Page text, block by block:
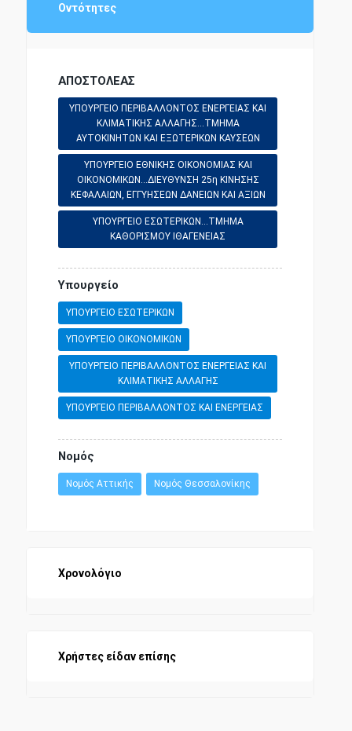
ΑΣΤΙΚΗ ΝΟΜΟΘΕΣΙΑ
ΕΡΓΑΤΙΚΗ ΝΟΜΟΘΕΣΙΑ
ΣΥΝΤΑΓΜΑΤΙΚΗ ΝΟΜΟΘΕΣΙΑ
Οντότητες
ΑΠΟΣΤΟΛΕΑΣ
ΥΠΟΥΡΓΕΙΟ ΠΕΡΙΒΑΛΛΟΝΤΟΣ ΕΝΕΡΓΕΙΑΣ ΚΑΙ
ΚΛΙΜΑΤΙΚΗΣ ΑΛΛΑΓΗΣ...ΤΜΗΜΑ
ΑΥΤΟΚΙΝΗΤΩΝ ΚΑΙ ΕΞΩΤΕΡΙΚΩΝ ΚΑΥΣΕΩΝ
ΥΠΟΥΡΓΕΙΟ ΕΘΝΙΚΗΣ ΟΙΚΟΝΟΜΙΑΣ ΚΑΙ
ΟΙΚΟΝΟΜΙΚΩΝ...ΔΙΕΥΘΥΝΣΗ 25η ΚΙΝΗΣΗΣ
ΚΕΦΑΛΑΙΩΝ, ΕΓΓΥΗΣΕΩΝ ΔΑΝΕΙΩΝ ΚΑΙ ΑΞΙΩΝ
ΥΠΟΥΡΓΕΙΟ ΕΣΩΤΕΡΙΚΩΝ...ΤΜΗΜΑ
ΚΑΘΟΡΙΣΜΟΥ ΙΘΑΓΕΝΕΙΑΣ
Υπουργείο
ΥΠΟΥΡΓΕΙΟ ΕΣΩΤΕΡΙΚΩΝ
ΥΠΟΥΡΓΕΙΟ ΟΙΚΟΝΟΜΙΚΩΝ
ΥΠΟΥΡΓΕΙΟ ΠΕΡΙΒΑΛΛΟΝΤΟΣ ΕΝΕΡΓΕΙΑΣ ΚΑΙ
ΚΛΙΜΑΤΙΚΗΣ ΑΛΛΑΓΗΣ
ΥΠΟΥΡΓΕΙΟ ΠΕΡΙΒΑΛΛΟΝΤΟΣ ΚΑΙ ΕΝΕΡΓΕΙΑΣ
Νομός
Νομός Αττικής Νομός Θεσσαλονίκης
Χρονολόγιο
Χρήστες είδαν επίσης